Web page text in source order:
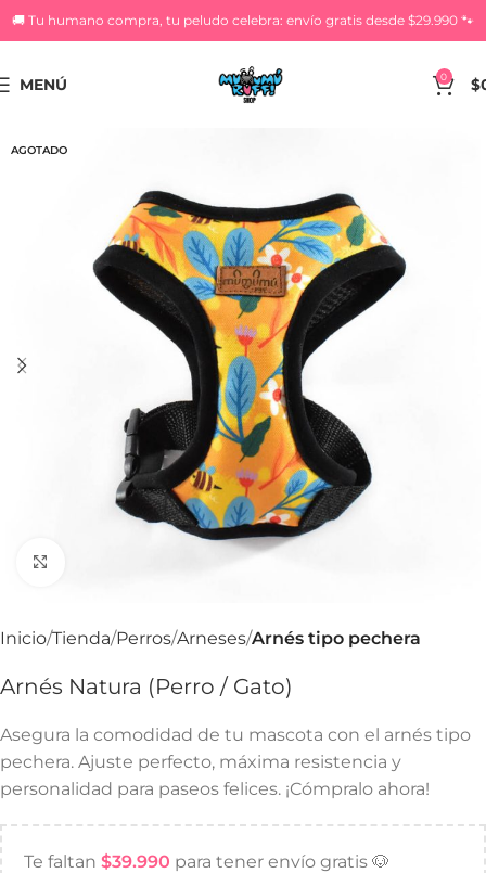
🚚 Tu humano compra, tu peludo celebra: envío gratis desde $29.990 🐾
MENÚ 0 $
AGOTADO
Inicio Tienda Perros Arneses Arnés tipo pechera
Arnés Natura (Perro / Gato)
Asegura la comodidad de tu mascota con el arnés tipo
pechera. Ajuste perfecto, máxima resistencia y
personalidad para paseos felices. ¡Cómpralo ahora!
Te faltan $39.990 para tener envío gratis 🐶